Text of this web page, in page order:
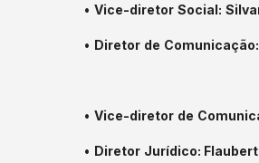
• Vice-diretor Social:
• Diretor de Comunicação:
• Vice-diretor de
• Diretor Jurídico: Flaubert